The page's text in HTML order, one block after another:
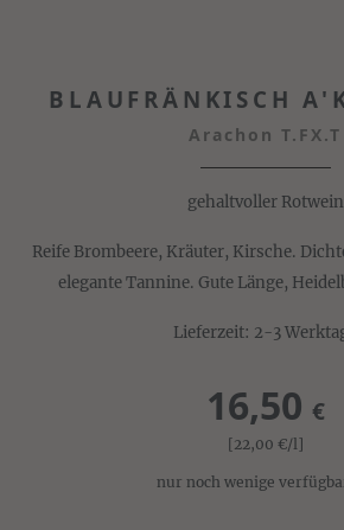
BLAUFRÄNKISCH
Arachon T.FX.T
gehaltvoller Rotwein
Reife Brombeere, Kräuter, Kirsche.
elegante Tannine. Gute Länge,
Lieferzeit: 2-3
16,50 €
[22,00 €/l]
nur noch wenige